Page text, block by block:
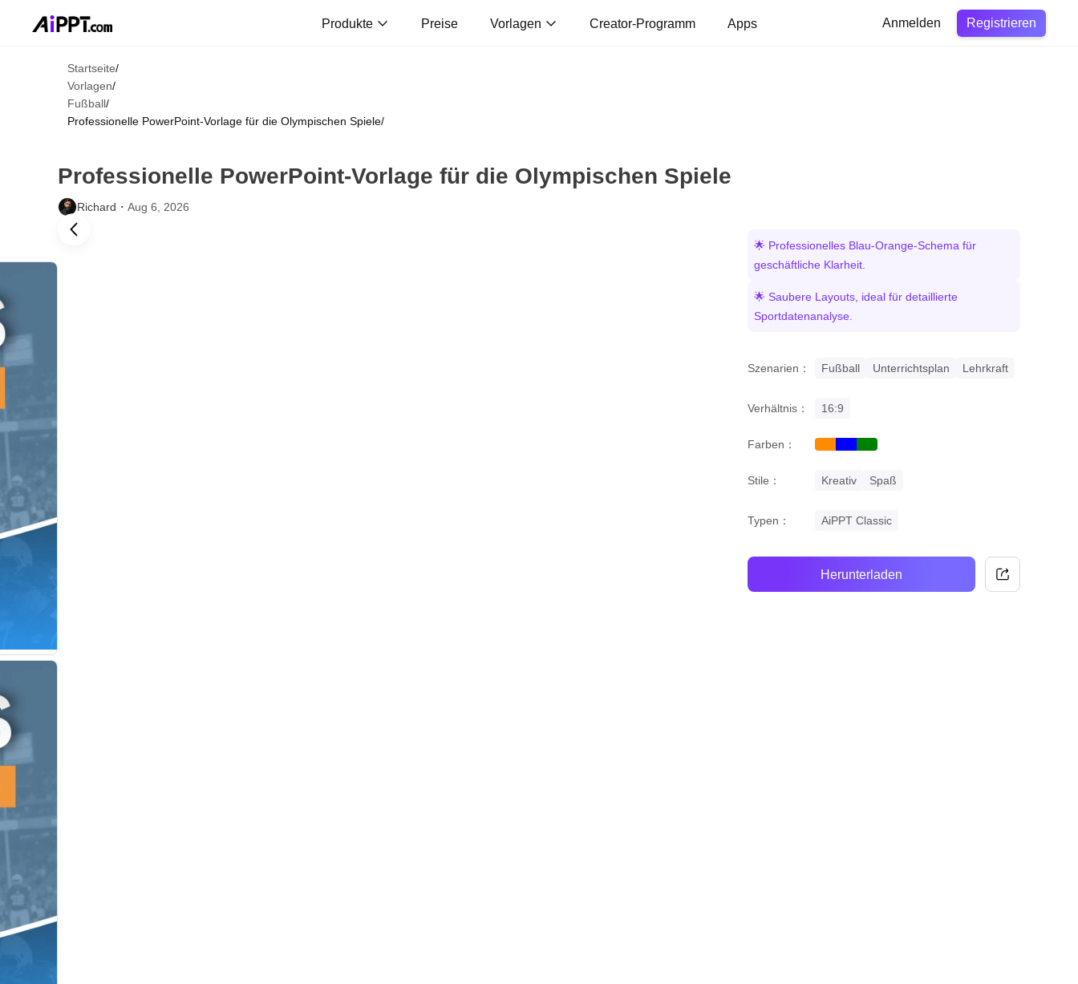
Produkte Preise Vorlagen Creator-Programm Apps Anmelden Registrieren
Startseite/
Vorlagen/
Fußball/
Professionelle PowerPoint-Vorlage für die Olympischen Spiele/
Professionelle PowerPoint-Vorlage für die Olympischen Spiele
Richard・ Aug 6, 2026
🌟 Professionelles Blau-Orange-Schema für
geschäftliche Klarheit.
🌟 Saubere Layouts, ideal für detaillierte
Sportdatenanalyse.
Szenarien： Fußball Unterrichtsplan Lehrkraft
Verhältnis： 16:9
Farben： orange
bluegreen
Stile： Kreativ Spaß
Typen： AiPPT Classic
Herunterladen